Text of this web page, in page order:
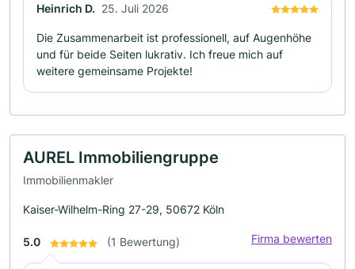
Heinrich D. 25. Juli 2026
Die Zusammenarbeit ist professionell, auf Augenhöhe
und für beide Seiten lukrativ. Ich freue mich auf
weitere gemeinsame Projekte!
AUREL Immobiliengruppe
Immobilienmakler
Kaiser-Wilhelm-Ring 27-29, 50672 Köln
5.0 (1 Bewertung) Firma bewerten